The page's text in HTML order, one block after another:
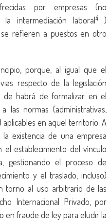
por empresas (no
la intermediación laboral4)
refieren a puestos en otro
porque, al igual que el
respecto de la legislación
de habrá de formalizar en el
las normas (administrativas,
aplicables en aquel territorio. A
existencia de una empresa
establecimiento del vínculo
gestionando el proceso de
y el traslado, incluso)
torno al uso arbitrario de las
Internacional Privado, por
en fraude de ley para eludir la